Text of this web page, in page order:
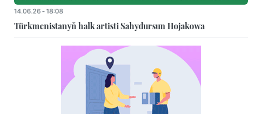
14.06.26 - 18:08
Türkmenistanyň halk artisti Sahydursun Hojakowa